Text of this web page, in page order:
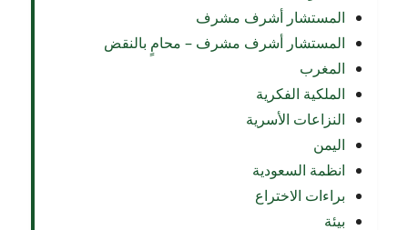
المستشار أشرف مشرف
المستشار أشرف مشرف – محامٍ بالنقض
المغرب
الملكية الفكرية
النزاعات الأسرية
اليمن
انظمة السعودية
براءات الاختراع
بيئة